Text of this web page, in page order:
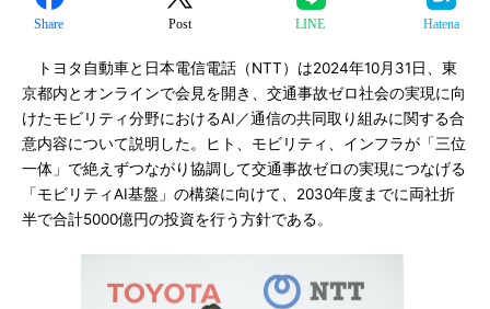
Share Post LINE Hatena
トヨタ自動車と日本電信電話（NTT）は2024年10月31日、東
京都内とオンラインで会見を開き、交通事故ゼロ社会の実現に向
けたモビリティ分野におけるAI／通信の共同取り組みに関する合
意内容について説明した。ヒト、モビリティ、インフラが「三位
一体」で絶えずつながり協調して交通事故ゼロの実現につなげる
「モビリティAI基盤」の構築に向けて、2030年度までに両社折
半で合計5000億円の投資を行う方針である。